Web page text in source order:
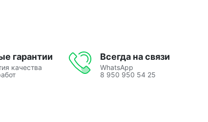
гарантии
качества
Всегда на связи
WhatsApp
8 950 950 54 25